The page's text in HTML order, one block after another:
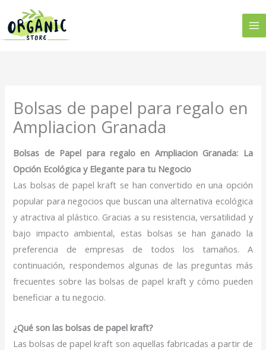
contenido
Bolsas de papel para regalo en
Ampliacion Granada
Bolsas de Papel para regalo en Ampliacion Granada: La
Opción Ecológica y Elegante para tu Negocio
Las bolsas de papel kraft se han convertido en una opción
popular para negocios que buscan una alternativa ecológica
y atractiva al plástico. Gracias a su resistencia, versatilidad y
bajo impacto ambiental, estas bolsas se han ganado la
preferencia de empresas de todos los tamaños. A
continuación, respondemos algunas de las preguntas más
frecuentes sobre las bolsas de papel kraft y cómo pueden
beneficiar a tu negocio.
¿Qué son las bolsas de papel kraft?
Las bolsas de papel kraft son aquellas fabricadas a partir de